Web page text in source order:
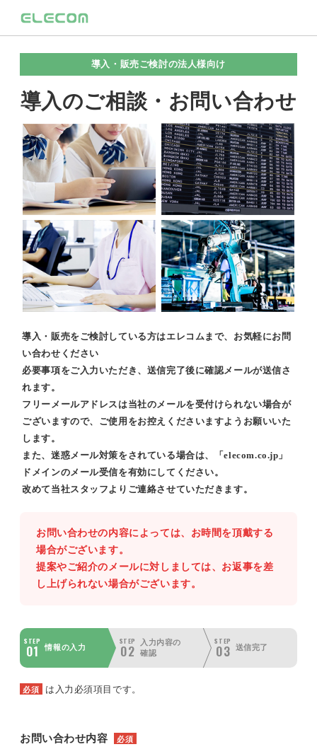
導入・販売ご検討の法人様向け
導入のご相談・お問い合わせ
導入・販売をご検討している方はエレコムまで、お気軽にお問
い合わせください
必要事項をご入力いただき、送信完了後に確認メールが送信さ
れます。
フリーメールアドレスは当社のメールを受付けられない場合が
ございますので、ご使用をお控えくださいますようお願いいた
します。
また、迷惑メール対策をされている場合は、「elecom.co.jp」
ドメインのメール受信を有効にしてください。
改めて当社スタッフよりご連絡させていただきます。
お問い合わせの内容によっては、お時間を頂戴する
場合がございます。
提案やご紹介のメールに対しましては、お返事を差
し上げられない場合がございます。
STEP
01 情報の入力
STEP
02
入力内容の
確認
STEP
03 送信完了
必須 は入力必須項目です。
お問い合わせ内容 必須